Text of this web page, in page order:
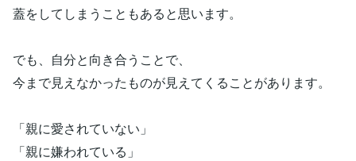
蓋をしてしまうこともあると思います。
でも、自分と向き合うことで、
今まで見えなかったものが見えてくることがあります。
「親に愛されていない」
「親に嫌われている」